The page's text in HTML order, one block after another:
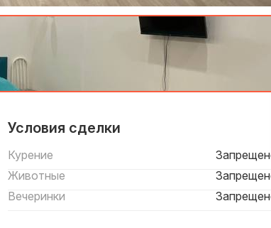
Условия сделки
Курение
Животные
Вечеринки